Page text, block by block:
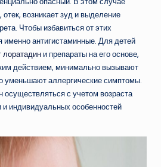
отек, возникает зуд и выделение
Чтобы избавиться от этих
антигистаминные. Для детей
лоратадини препараты на его основе,
действием, минимально вызывают
уменьшают аллергические симптомы.
с учетом возраста
индивидуальных особенностей